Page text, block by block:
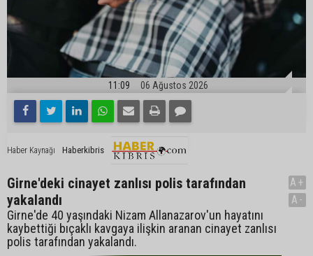
11:09 06 Ağustos 2026
Haber Kaynağı Haberkibris
Girne'deki cinayet zanlısı polis tarafından
yakalandı
Girne'de 40 yaşındaki Nizam Allanazarov'un hayatını
kaybettiği bıçaklı kavgaya ilişkin aranan cinayet zanlısı
polis tarafından yakalandı.
A+
A-